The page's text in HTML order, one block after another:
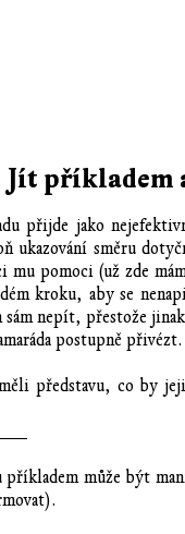
Jít příkladem
přijde jako
ukazování směru
mu pomoci (už zde
kroku, aby se
sám nepít, přestože
postupně přivézt.
představu, co by
příkladem může být